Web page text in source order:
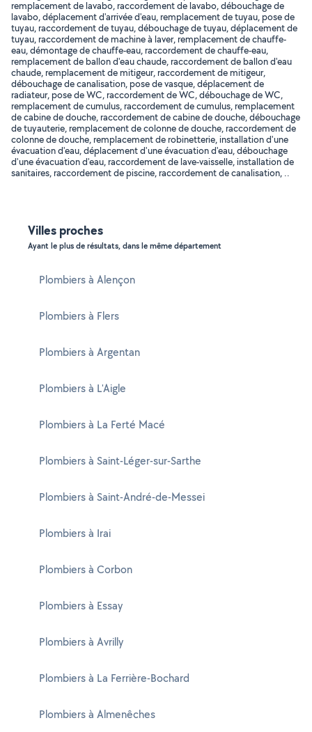
remplacement de lavabo, raccordement de lavabo, débouchage de
lavabo, déplacement d'arrivée d'eau, remplacement de tuyau, pose de
tuyau, raccordement de tuyau, débouchage de tuyau, déplacement de
tuyau, raccordement de machine à laver, remplacement de chauffe-
eau, démontage de chauffe-eau, raccordement de chauffe-eau,
remplacement de ballon d'eau chaude, raccordement de ballon d'eau
chaude, remplacement de mitigeur, raccordement de mitigeur,
débouchage de canalisation, pose de vasque, déplacement de
radiateur, pose de WC, raccordement de WC, débouchage de WC,
remplacement de cumulus, raccordement de cumulus, remplacement
de cabine de douche, raccordement de cabine de douche, débouchage
de tuyauterie, remplacement de colonne de douche, raccordement de
colonne de douche, remplacement de robinetterie, installation d'une
évacuation d'eau, déplacement d'une évacuation d'eau, débouchage
d'une évacuation d'eau, raccordement de lave-vaisselle, installation de
sanitaires, raccordement de piscine, raccordement de canalisation, ..
Villes proches
Ayant le plus de résultats, dans le même département
Plombiers à Alençon
Plombiers à Flers
Plombiers à Argentan
Plombiers à L'Aigle
Plombiers à La Ferté Macé
Plombiers à Saint-Léger-sur-Sarthe
Plombiers à Saint-André-de-Messei
Plombiers à Irai
Plombiers à Corbon
Plombiers à Essay
Plombiers à Avrilly
Plombiers à La Ferrière-Bochard
Plombiers à Almenêches